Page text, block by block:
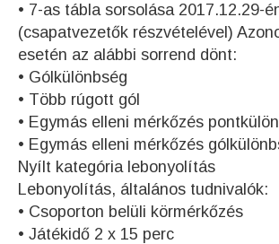
• 7-as tábla sorsolása 2017.12.29-
(csapatvezetők részvételével)
esetén az alábbi sorrend dönt:
• Gólkülönbség
• Több rúgott gól
• Egymás elleni mérkőzés
• Egymás elleni mérkőzés
Nyílt kategória lebonyolítás
Lebonyolítás, általános tudnivalók:
• Csoporton belüli körmérkőzés
• Játékidő 2 x 15 perc